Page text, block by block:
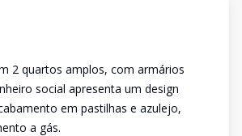
2 quartos amplos, com armários
social apresenta um design
em pastilhas e azulejo,
a gás.